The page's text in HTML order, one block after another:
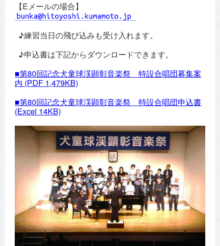
【Eメールの場合】
♪練習当日の飛び込みも受け入れます。
♪申込書は下記からダウンロードできます。
■第80回記念犬童球渓顕彰音楽祭 特設合唱団募集案
内 (PDF 1,479KB)
■第80回記念犬童球渓顕彰音楽祭 特設合唱団申込書
(Excel 14KB)